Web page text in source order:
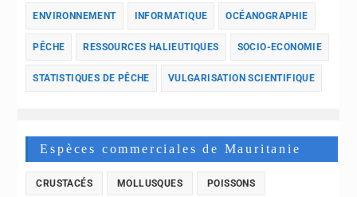
ENVIRONNEMENT INFORMATIQUE OCÉANOGRAPHIE
PÊCHE RESSOURCES HALIEUTIQUES SOCIO-ECONOMIE
STATISTIQUES DE PÊCHE VULGARISATION SCIENTIFIQUE
Espèces commerciales de Mauritanie
CRUSTACÉS MOLLUSQUES POISSONS